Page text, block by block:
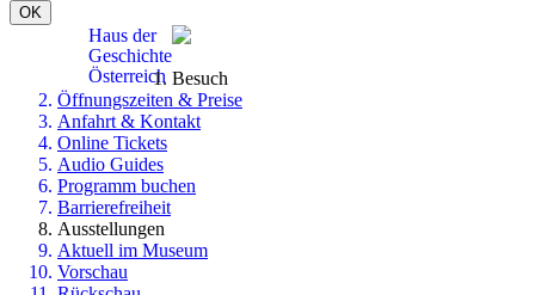
OK
Haus der
Geschichte
Österreich Besuch
Öffnungszeiten & Preise
Anfahrt & Kontakt
Online Tickets
Audio Guides
Programm buchen
Barrierefreiheit
Ausstellungen
Aktuell im Museum
Vorschau